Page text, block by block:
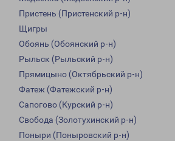
Пристень (Пристенский р-н)
Щигры
Обоянь (Обоянский р-н)
Рыльск (Рыльский р-н)
Прямицыно (Октябрьский р-н)
Фатеж (Фатежский р-н)
Сапогово (Курский р-н)
Свобода (Золотухинский р-н)
Поныри (Поныровский р-н)